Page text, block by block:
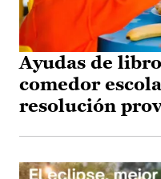
Ayudas de
comedor
resolución